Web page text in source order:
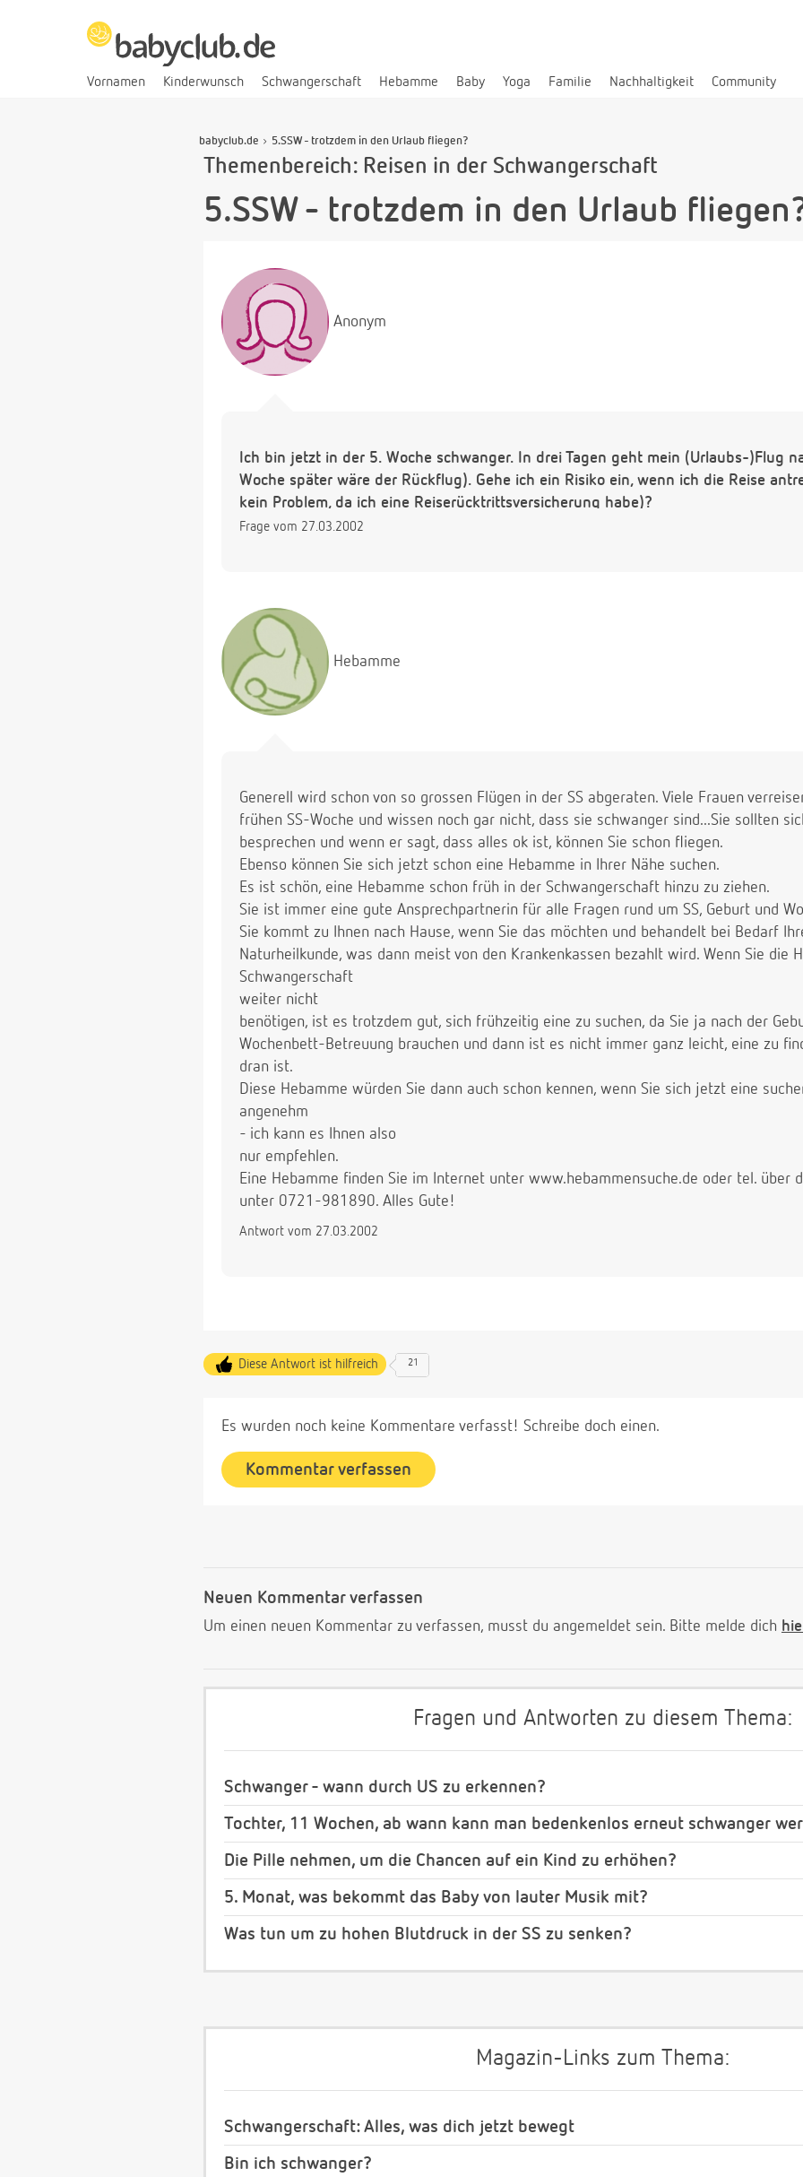
Vornamen Kinderwunsch Schwangerschaft Hebamme Baby Yoga Familie Nachhaltigkeit Community
babyclub.de 5.SSW - trotzdem in den Urlaub fliegen?
Themenbereich: Reisen in der Schwangerschaft
5.SSW - trotzdem in den Urlaub
Anonym
Ich bin jetzt in der 5. Woche schwanger. In drei Tagen geht mein (Urlaubs-)Flug
Woche später wäre der Rückflug). Gehe ich ein Risiko ein, wenn ich die Reise
kein Problem, da ich eine Reiserücktrittsversicherung habe)?
Frage vom 27.03.2002
Hebamme
Generell wird schon von so grossen Flügen in der SS abgeraten. Viele Frauen
frühen SS-Woche und wissen noch gar nicht, dass sie schwanger sind...Sie sollten
besprechen und wenn er sagt, dass alles ok ist, können Sie schon fliegen.
Ebenso können Sie sich jetzt schon eine Hebamme in Ihrer Nähe suchen.
Es ist schön, eine Hebamme schon früh in der Schwangerschaft hinzu zu ziehen.
Sie ist immer eine gute Ansprechpartnerin für alle Fragen rund um SS, Geburt und
Sie kommt zu Ihnen nach Hause, wenn Sie das möchten und behandelt bei Bedarf
Naturheilkunde, was dann meist von den Krankenkassen bezahlt wird. Wenn Sie die
Schwangerschaft
weiter nicht
benötigen, ist es trotzdem gut, sich frühzeitig eine zu suchen, da Sie ja nach der
Wochenbett-Betreuung brauchen und dann ist es nicht immer ganz leicht, eine zu
dran ist.
Diese Hebamme würden Sie dann auch schon kennen, wenn Sie sich jetzt eine
angenehm
- ich kann es Ihnen also
nur empfehlen.
Eine Hebamme finden Sie im Internet unter www.hebammensuche.de oder tel. über
unter 0721-981890. Alles Gute!
Antwort vom 27.03.2002
Diese Antwort ist hilfreich 21
Es wurden noch keine Kommentare verfasst! Schreibe doch einen.
Kommentar verfassen
Neuen Kommentar verfassen
Um einen neuen Kommentar zu verfassen, musst du angemeldet sein. Bitte melde dich
Fragen und Antworten zu diesem Thema:
Schwanger - wann durch US zu erkennen?
Tochter, 11 Wochen, ab wann kann man bedenkenlos erneut schwanger
Die Pille nehmen, um die Chancen auf ein Kind zu erhöhen?
5. Monat, was bekommt das Baby von lauter Musik mit?
Was tun um zu hohen Blutdruck in der SS zu senken?
Magazin-Links zum Thema:
Schwangerschaft: Alles, was dich jetzt bewegt
Bin ich schwanger?